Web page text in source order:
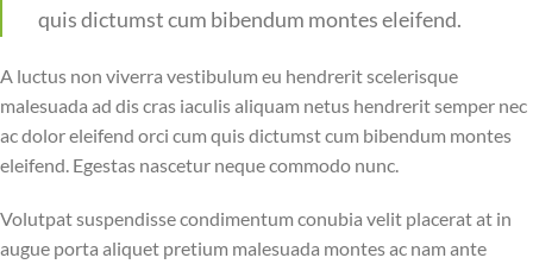
quis dictumst cum bibendum montes eleifend.
A luctus non viverra vestibulum eu hendrerit scelerisque
malesuada ad dis cras iaculis aliquam netus hendrerit semper nec
ac dolor eleifend orci cum quis dictumst cum bibendum montes
eleifend. Egestas nascetur neque commodo nunc.
Volutpat suspendisse condimentum conubia velit placerat at in
augue porta aliquet pretium malesuada montes ac nam ante